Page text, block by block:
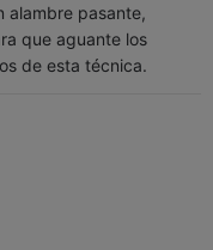
alambre pasante,
que aguante los
de esta técnica.